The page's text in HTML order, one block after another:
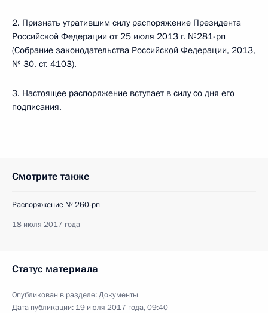
2. Признать утратившим силу распоряжение Президента
Российской Федерации от 25 июля 2013 г. №281-рп
(Собрание законодательства Российской Федерации, 2013,
№ 30, ст. 4103).
3. Настоящее распоряжение вступает в силу со дня его
подписания.
Смотрите также
Распоряжение № 260-рп
18 июля 2017 года
Статус материала
Опубликован в разделе:Документы
Дата публикации: 19 июля 2017 года, 09:40